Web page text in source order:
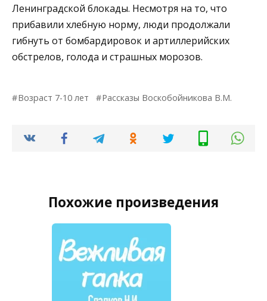
Ленинградской блокады. Несмотря на то, что
прибавили хлебную норму, люди продолжали
гибнуть от бомбардировок и артиллерийских
обстрелов, голода и страшных морозов.
Возраст 7-10 лет Рассказы Воскобойникова В.М.
Похожие произведения